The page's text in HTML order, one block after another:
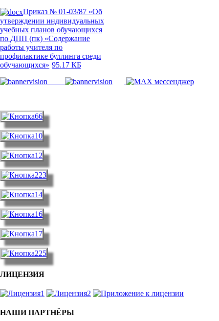
Приказ № 01-03/87 «Об
утверждении индивидуальных
учебных планов обучающихся
по ДПП (пк) «Содержание
работы учителя по
профилактике буллинга среди
обучающихся» 95.17 КБ
ЛИЦЕНЗИЯ
НАШИ ПАРТНЁРЫ